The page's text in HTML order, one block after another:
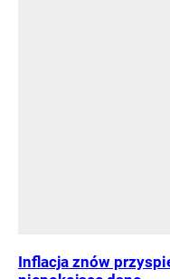
Inflacja znów